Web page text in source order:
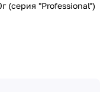
(серия "Professional")